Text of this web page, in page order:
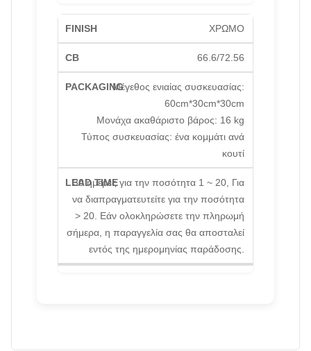
ΧΡΩΜΟ
66.6/72.56
Μέγεθος ενιαίας συσκευασίας:
60cm*30cm*30cm
Μονάχα ακαθάριστο βάρος: 16 kg
Τύπος συσκευασίας: ένα κομμάτι ανά
κουτί
30 ημέρες για την ποσότητα 1 ~ 20, Για
να διαπραγματευτείτε για την ποσότητα
> 20. Εάν ολοκληρώσετε την πληρωμή
σήμερα, η παραγγελία σας θα αποσταλεί
εντός της ημερομηνίας παράδοσης.